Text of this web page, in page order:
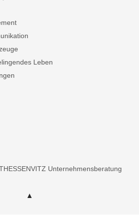
Leben
Unternehmensberatung